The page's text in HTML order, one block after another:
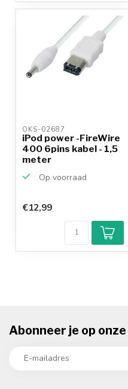
OKS-02687
iPod power -FireWire
400 6pins kabel - 1,5
meter
Op voorraad
€12,99
Abonneer je op